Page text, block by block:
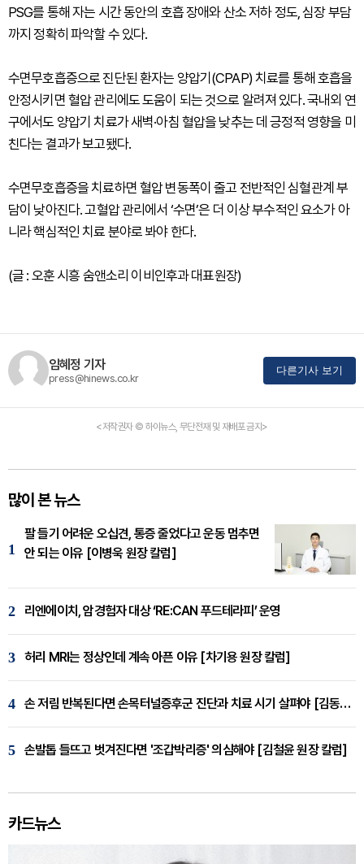
PSG를 통해 자는 시간 동안의 호흡 장애와 산소 저하 정도, 심장 부담
까지 정확히 파악할 수 있다.
수면무호흡증으로 진단된 환자는 양압기(CPAP) 치료를 통해 호흡을
안정시키면 혈압 관리에도 도움이 되는 것으로 알려져 있다. 국내외 연
구에서도 양압기 치료가 새벽·아침 혈압을 낮추는 데 긍정적 영향을 미
친다는 결과가 보고됐다.
수면무호흡증을 치료하면 혈압 변동폭이 줄고 전반적인 심혈관계 부
담이 낮아진다. 고혈압 관리에서 ‘수면’은 더 이상 부수적인 요소가 아
니라 핵심적인 치료 분야로 봐야 한다.
(글 : 오훈 시흥 숨앤소리 이비인후과 대표원장)
임혜정 기자
press@hinews.co.kr
다른기사 보기
<저작권자 © 하이뉴스, 무단전재 및 재배포 금지>
많이 본 뉴스
1
팔 들기 어려운 오십견, 통증 줄었다고 운동 멈추면
안 되는 이유 [이병욱 원장 칼럼]
2 리엔에이치, 암경험자 대상 ‘RE:CAN 푸드테라피’ 운영
3 허리 MRI는 정상인데 계속 아픈 이유 [차기용 원장 칼럼]
4 손 저림 반복된다면 손목터널증후군 진단과 치료 시기 살펴야 [김동현 원장 칼럼]
5 손발톱 들뜨고 벗겨진다면 '조갑박리증' 의심해야 [김철윤 원장 칼럼]
카드뉴스